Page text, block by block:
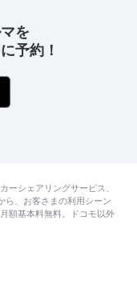
を
予約！
ーシェアリングサービス、
ら、お客さまの利用シーン
額基本料無料。ドコモ以外